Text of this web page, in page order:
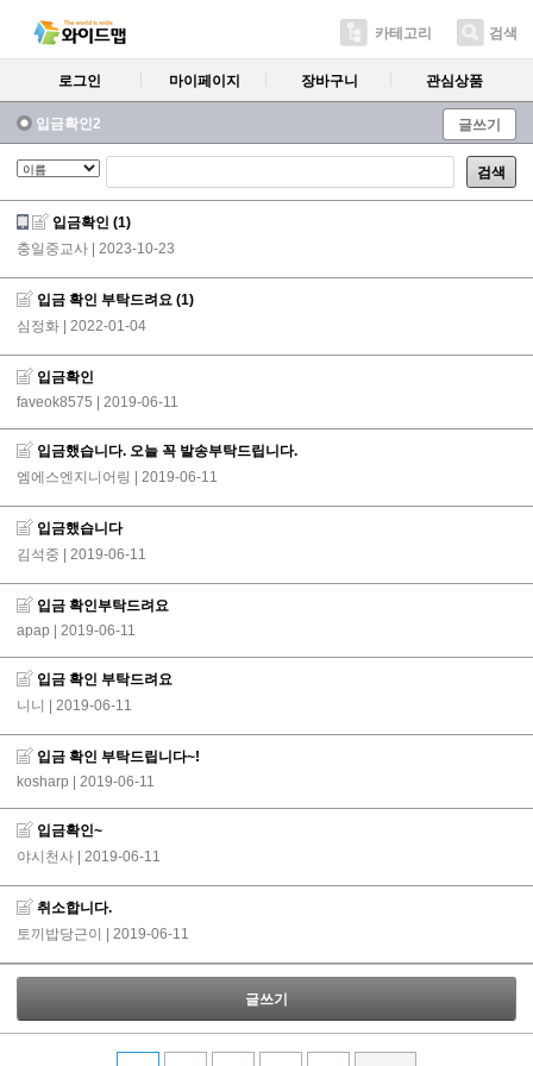
카테고리 검색
로그인 마이페이지 장바구니 관심상품
입금확인2 글쓰기
검색
입금확인 (1)
충일중교사
| 2023-10-23
입금 확인 부탁드려요 (1)
심정화
| 2022-01-04
입금확인
faveok8575
| 2019-06-11
입금했습니다. 오늘 꼭 발송부탁드립니다.
엠에스엔지니어링
| 2019-06-11
입금했습니다
김석중
| 2019-06-11
입금 확인부탁드려요
apap
| 2019-06-11
입금 확인 부탁드려요
니니
| 2019-06-11
입금 확인 부탁드립니다~!
kosharp
| 2019-06-11
입금확인~
야시천사
| 2019-06-11
취소합니다.
토끼밥당근이
| 2019-06-11
글쓰기